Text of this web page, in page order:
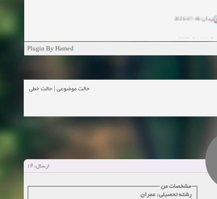
زمان:10-13-2024
زمان:10-11-2024
Plugin By Hamed
حالت موضوعی حالت خطی
ارسال: #1
مشخصات من
رشته تحصیلی: عمران